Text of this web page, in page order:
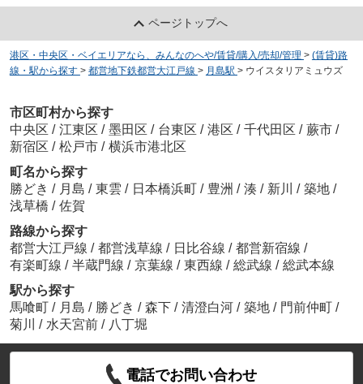
ページトップへ
港区・中央区・ベイエリアなら、みんなのへや/賃貸/購入/売却/管理 > (賃貸)路
線・駅から探す > 都営地下鉄都営大江戸線 > 月島駅 > ウイスタリアミュウズ
市区町村から探す
中央区 / 江東区 / 墨田区 / 台東区 / 港区 / 千代田区 / 蕨市 /
新宿区 / 松戸市 / 横浜市港北区
町名から探す
勝どき / 月島 / 東雲 / 日本橋浜町 / 豊洲 / 湊 / 新川 / 築地 /
浅草橋 / 佐賀
路線から探す
都営大江戸線 / 都営浅草線 / 日比谷線 / 都営新宿線 /
有楽町線 / 半蔵門線 / 京葉線 / 東西線 / 総武線 / 総武本線
駅から探す
馬喰町 / 月島 / 勝どき / 森下 / 清澄白河 / 築地 / 門前仲町 /
菊川
/ 水天宮前 / 八丁堀
電話でお問い合わせ